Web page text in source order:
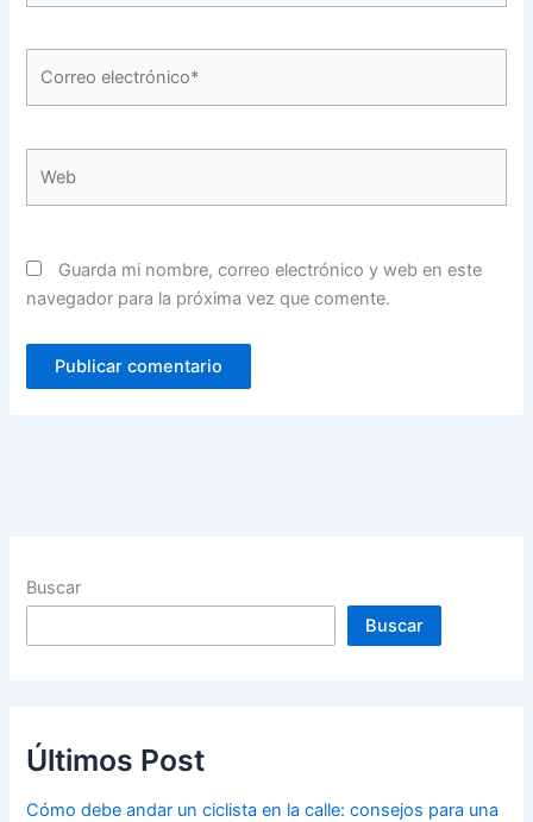
Guarda mi nombre, correo electrónico y web en este
navegador para la próxima vez que comente.
Buscar
Buscar
Últimos Post
Cómo debe andar un ciclista en la calle: consejos para una